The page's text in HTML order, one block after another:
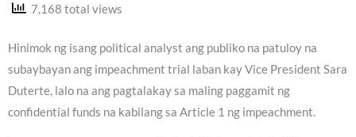
7,168 total views
Hinimok ng isang political analyst ang publiko na patuloy na
subaybayan ang impeachment trial laban kay Vice President Sara
Duterte, lalo na ang pagtalakay sa maling paggamit ng
confidential funds na kabilang sa Article 1 ng impeachment.